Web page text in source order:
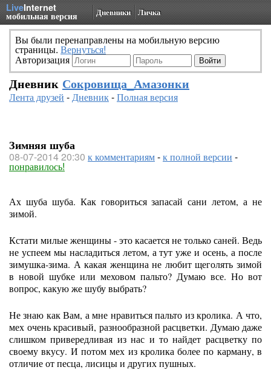
LiveInternet
мобильная версия Дневники Личка
Вы были перенаправлены на мобильную версию
страницы. Вернуться!
Авторизация
Дневник Сокровища_Амазонки
Лента друзей -Дневник-Полная версия
Зимняя шуба
08-07-2014 20:30 к комментариям-к полной версии -
понравилось!
Ах шуба шуба. Как говориться запасай сани летом, а не
зимой.
Кстати милые женщины - это касается не только саней. Ведь
не успеем мы насладиться летом, а тут уже и осень, а после
зимушка-зима. А какая женщина не любит щеголять зимой
в новой шубке или меховом пальто? Думаю все. Но вот
вопрос, какую же шубу выбрать?
Не знаю как Вам, а мне нравиться пальто из кролика. А что,
мех очень красивый, разнообразной расцветки. Думаю даже
слишком привередливая из нас и то найдет расцветку по
своему вкусу. И потом мех из кролика более по карману, в
отличие от песца, лисицы и других пушных.